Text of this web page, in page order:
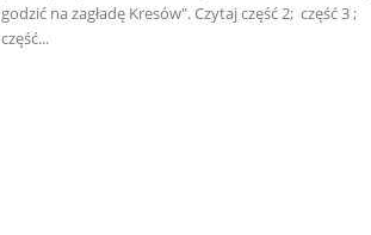
godzić na zagładę Kresów". Czytaj część 2; część 3 ;
część...